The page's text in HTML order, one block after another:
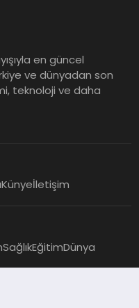
en güncel
ve dünyadan son
teknoloji ve daha
Künyeİletişim
SağlıkEğitimDünya